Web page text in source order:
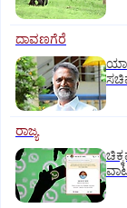
ದಾವಣಗೆರೆ
ರಾಜ್ಯ